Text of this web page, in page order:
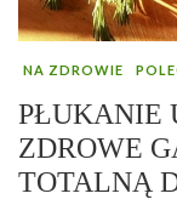
NA ZDROWIE
PŁUKANIE
ZDROWE
TOTALNĄ